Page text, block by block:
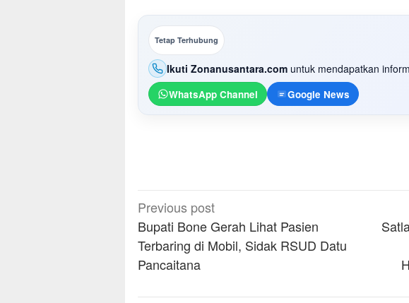
Tetap Terhubung
Ikuti Zonanusantara.com untuk mendapatkan
WhatsApp Channel Google News
Post
navigation
Previous post
Bupati Bone Gerah Lihat Pasien
Terbaring di Mobil, Sidak RSUD Datu
Pancaitana